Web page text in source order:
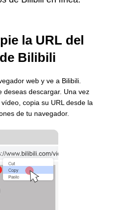
la URL del
Bilibili
web y ve a Bilibili.
deseas descargar. Una vez
copia su URL desde la
de tu navegador.